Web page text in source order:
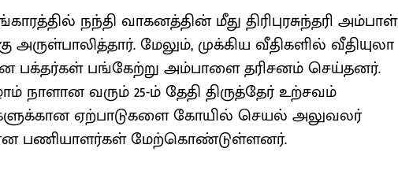
நந்தி வாகனத்தின் மீது திரிபுரசுந்தரி அம்பாள்
அருள்பாலித்தார். மேலும், முக்கிய வீதிகளில் வீதியுலா
பக்தர்கள் பங்கேற்று அம்பாளை தரிசனம் செய்தனர்.
நாளான வரும் 25-ம் தேதி திருத்தேர் உற்சவம்
ஏற்பாடுகளை கோயில் செயல் அலுவலர்
பணியாளர்கள் மேற்கொண்டுள்ளனர்.